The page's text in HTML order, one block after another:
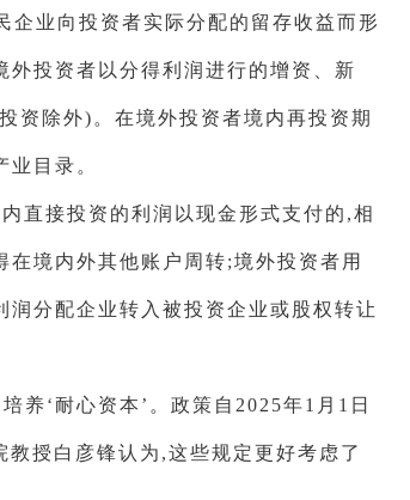
企业向投资者实际分配的留存收益而形
投资者以分得利润进行的增资、新
资除外)。在境外投资者境内再投资期
目录。
直接投资的利润以现金形式支付的,相
境内外其他账户周转;境外投资者用
分配企业转入被投资企业或股权转让
养‘耐心资本’。政策自2025年1月1日
授白彦锋认为,这些规定更好考虑了